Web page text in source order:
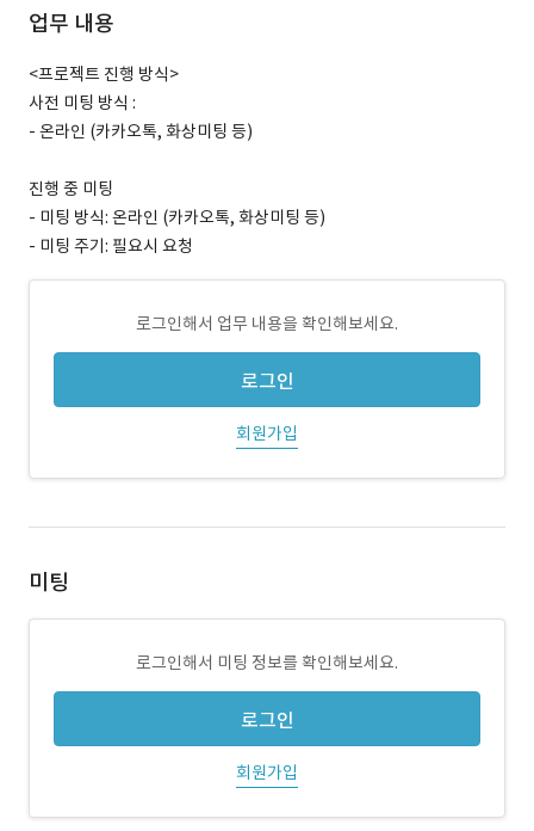
업무 내용
<프로젝트 진행 방식>
사전 미팅 방식 :
- 온라인 (카카오톡, 화상미팅 등)
진행 중 미팅
- 미팅 방식: 온라인 (카카오톡, 화상미팅 등)
- 미팅 주기: 필요시 요청
로그인해서 업무 내용을 확인해보세요.
로그인
회원가입
미팅
로그인해서 미팅 정보를 확인해보세요.
로그인
회원가입